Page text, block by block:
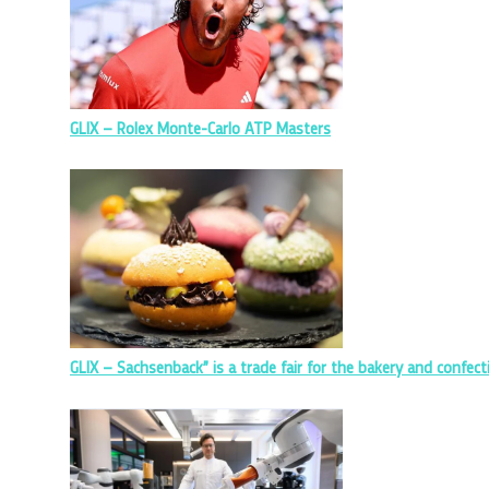
GLIX – Rolex Monte-Carlo ATP Masters
GLIX – Sachsenback” is a trade fair for the bakery and